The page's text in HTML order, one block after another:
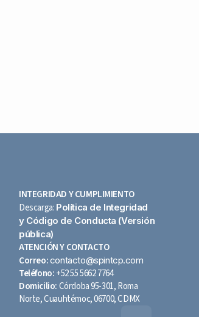
INTEGRIDAD Y CUMPLIMIENTO
Descarga: Política de Integridad
y Código de Conducta (Versión
pública)
ATENCIÓN Y CONTACTO
Correo:contacto@spintcp.com
Teléfono:+52 55 5662 7764
Domicilio:Córdoba 95-301, Roma
Norte, Cuauhtémoc, 06700, CDMX